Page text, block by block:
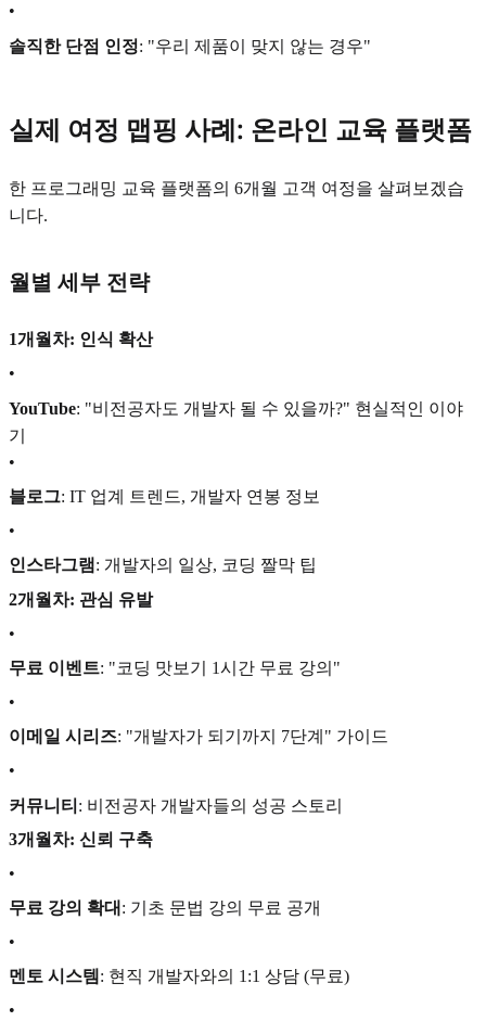
•
솔직한 단점 인정: "우리 제품이 맞지 않는 경우"
실제 여정 맵핑 사례: 온라인 교육 플랫폼
한 프로그래밍 교육 플랫폼의 6개월 고객 여정을 살펴보겠습
니다.
월별 세부 전략
1개월차: 인식 확산
•
YouTube: "비전공자도 개발자 될 수 있을까?" 현실적인 이야
기
•
블로그: IT 업계 트렌드, 개발자 연봉 정보
•
인스타그램: 개발자의 일상, 코딩 짤막 팁
2개월차: 관심 유발
•
무료 이벤트: "코딩 맛보기 1시간 무료 강의"
•
이메일 시리즈: "개발자가 되기까지 7단계" 가이드
•
커뮤니티 : 비전공자 개발자들의 성공 스토리
3개월차: 신뢰 구축
•
무료 강의 확대 : 기초 문법 강의 무료 공개
•
멘토 시스템 : 현직 개발자와의 1:1 상담 (무료)
•